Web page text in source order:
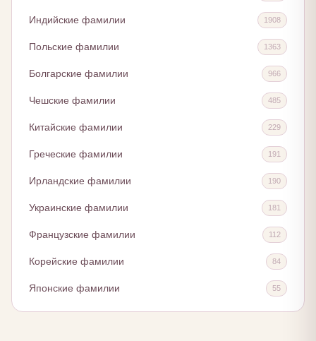
Индийские фамилии 1908
Польские фамилии 1363
Болгарские фамилии 966
Чешские фамилии 485
Китайские фамилии 229
Греческие фамилии 191
Ирландские фамилии 190
Украинские фамилии 181
Французские фамилии 112
Корейские фамилии 84
Японские фамилии 55